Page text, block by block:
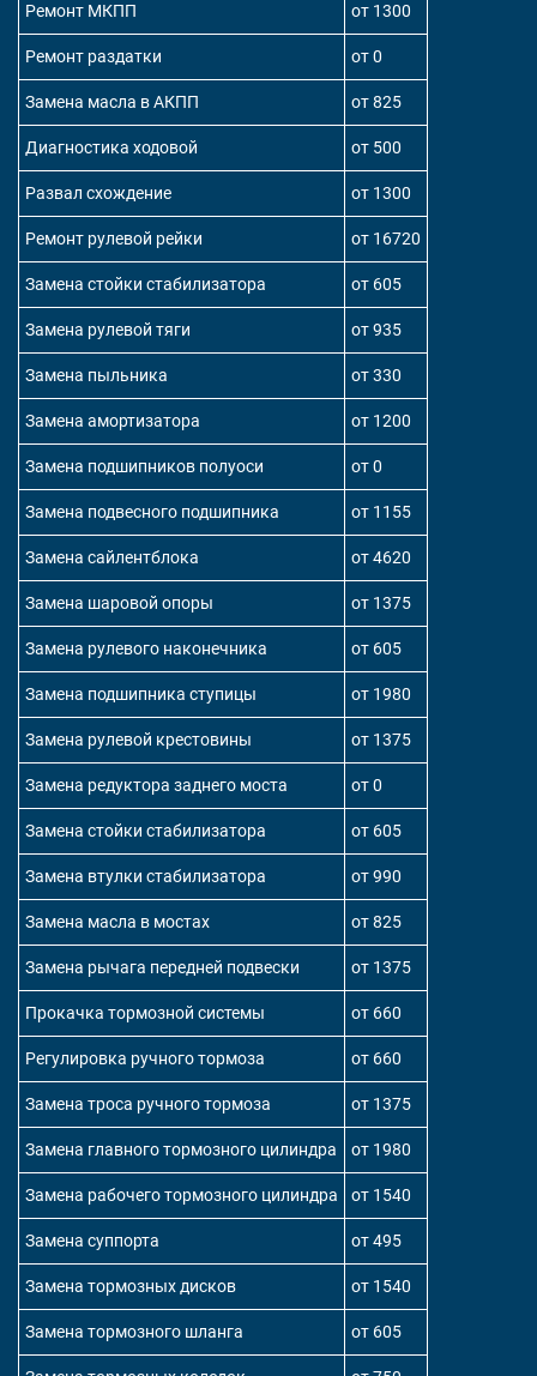
Ремонт МКПП от 1300
Ремонт раздатки от 0
Замена масла в АКПП от 825
Диагностика ходовой от 500
Развал схождение от 1300
Ремонт рулевой рейки от 16720
Замена стойки стабилизатора от 605
Замена рулевой тяги от 935
Замена пыльника от 330
Замена амортизатора от 1200
Замена подшипников полуоси от 0
Замена подвесного подшипника от 1155
Замена сайлентблока от 4620
Замена шаровой опоры от 1375
Замена рулевого наконечника от 605
Замена подшипника ступицы от 1980
Замена рулевой крестовины от 1375
Замена редуктора заднего моста от 0
Замена стойки стабилизатора от 605
Замена втулки стабилизатора от 990
Замена масла в мостах от 825
Замена рычага передней подвески от 1375
Прокачка тормозной системы от 660
Регулировка ручного тормоза от 660
Замена троса ручного тормоза от 1375
Замена главного тормозного цилиндра от 1980
Замена рабочего тормозного цилиндра от 1540
Замена суппорта от 495
Замена тормозных дисков от 1540
Замена тормозного шланга от 605